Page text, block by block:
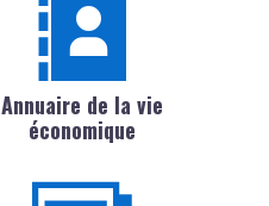
Annuaire de la vie
économique